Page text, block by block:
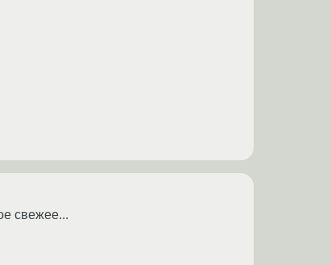
свежее...